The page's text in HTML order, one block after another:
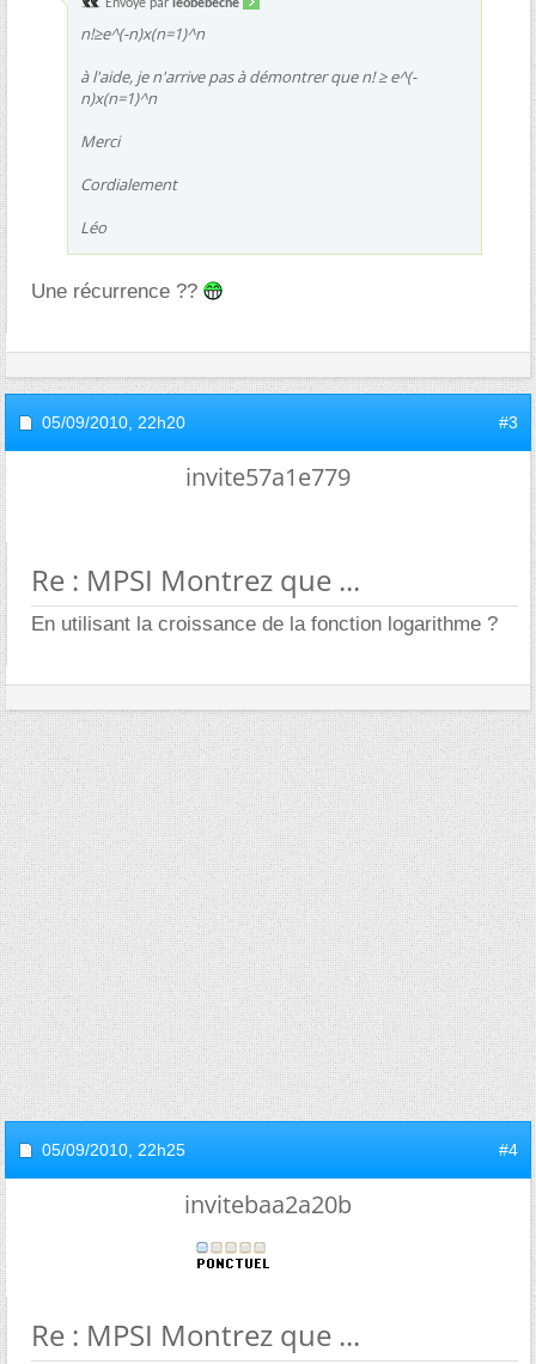
Envoyé par leobebeche
n!≥e^(-n)x(n=1)^n
à l'aide, je n'arrive pas à démontrer que n! ≥ e^(-
n)x(n=1)^n
Merci
Cordialement
Léo
Une récurrence ??
05/09/2010, 22h20 #3
invite57a1e779
Re : MPSI Montrez que ...
En utilisant la croissance de la fonction logarithme ?
05/09/2010, 22h25 #4
invitebaa2a20b
Re : MPSI Montrez que ...